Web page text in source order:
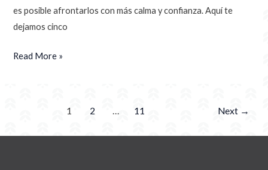
es posible afrontarlos con más calma y confianza. Aquí te
dejamos cinco
Read More »
1 2 … 11 Next →